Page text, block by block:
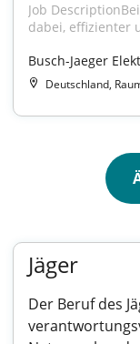
Job
dabei, effizienter
Busch-Jaeger
Deutschland,
Jäger
Der Beruf des